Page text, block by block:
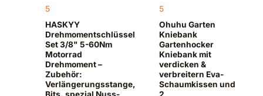
5
HASKYY
Drehmomentschlüssel
Set 3/8" 5-60Nm
Motorrad
Drehmoment –
Zubehör:
Verlängerungsstange,
5
Ohuhu Garten
Kniebank
Gartenhocker
Kniebank mit
verdicken &
verbreitern Eva-
Schaumkissen und